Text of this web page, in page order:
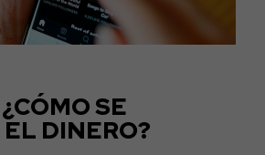
SE
DINERO?